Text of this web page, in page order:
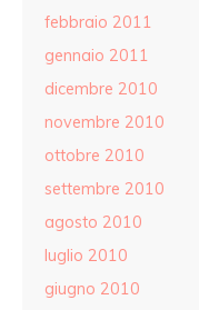
febbraio 2011
gennaio 2011
dicembre 2010
novembre 2010
ottobre 2010
settembre 2010
agosto 2010
luglio 2010
giugno 2010